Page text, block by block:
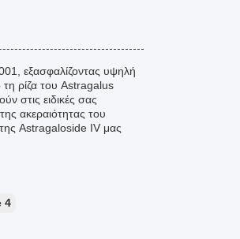
εξασφαλίζοντας υψηλή
ρίζα του Astragalus
στις ειδικές σας
ακεραιότητας του
της Astragaloside IV μας
4